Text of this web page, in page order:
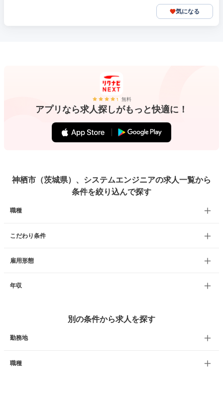
気になる
無料
アプリなら求人探しがもっと快適に！
神栖市（茨城県）、システムエンジニアの求人一覧から
条件を絞り込んで探す
職種
こだわり条件
雇用形態
年収
別の条件から求人を探す
勤務地
職種